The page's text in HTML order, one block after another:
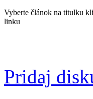
Vyberte článok na titulku
linku
Pridaj